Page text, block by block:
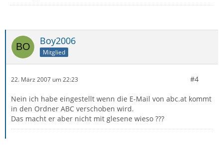
Boy2006
Mitglied
22. März 2007 um 22:23 #4
Nein ich habe eingestellt wenn die E-Mail von abc.at kommt
in den Ordner ABC verschoben wird.
Das macht er aber nicht mit glesene wieso ???